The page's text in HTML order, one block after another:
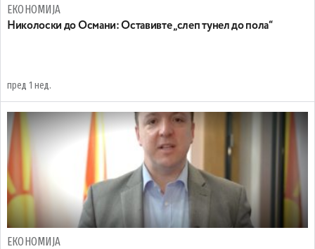
ЕКОНОМИЈА
Николоски до Османи: Oставивте „слеп тунел до пола“
пред 1 нед.
ЕКОНОМИЈА